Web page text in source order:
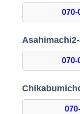
070-
070-